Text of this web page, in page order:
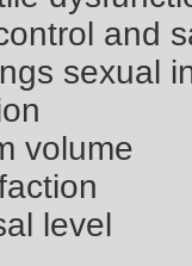
and
sexual
volume
level